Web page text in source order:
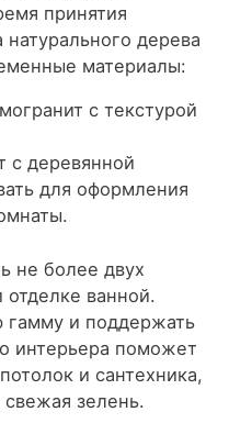
принятия
дерева
материалы:
с текстурой
с деревянной
для оформления
не более двух
отделке ванной.
гамму и поддержать
интерьера поможет
и сантехника,
зелень.